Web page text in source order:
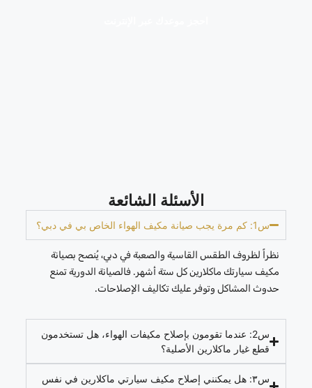
الأسئلة الشائعة
س1: كم مرة يجب صيانة مكيف الهواء الخاص بي في دبي؟
نظراً لظروف الطقس القاسية والصعبة في دبي، يُنصح بصيانة
مكيف سيارتك ماكلارين كل ستة أشهر. فالصيانة الدورية تمنع
حدوث المشاكل وتوفر عليك تكاليف الإصلاحات.
س2: عندما تقومون بإصلاح مكيفات الهواء، هل تستخدمون
قطع غيار ماكلارين الأصلية؟
س٣: هل يمكنني إصلاح مكيف سيارتي ماكلارين في نفس